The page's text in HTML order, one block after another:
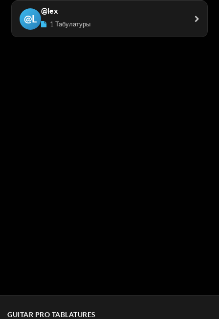
@L
@lex
1 Табулатуры
GUITAR PRO TABLATURES